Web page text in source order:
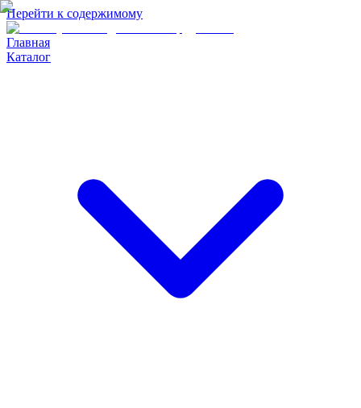
Перейти к содержимому
Главная
Каталог